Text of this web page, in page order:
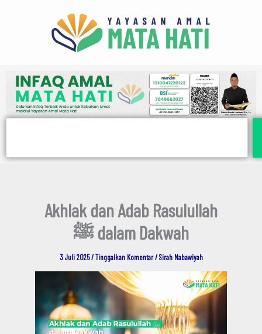
Akhlak dan Adab Rasulullah
ﷺ dalam Dakwah
3 Juli 2025/Tinggalkan Komentar /Sirah Nabawiyah